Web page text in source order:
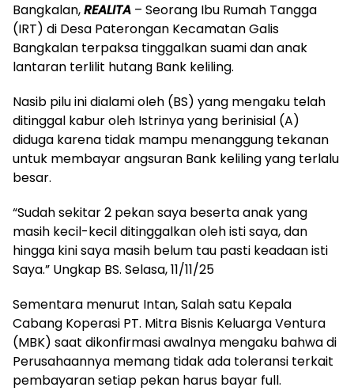
Bangkalan,REALITA – Seorang Ibu Rumah Tangga
(IRT) di Desa Paterongan Kecamatan Galis
Bangkalan terpaksa tinggalkan suami dan anak
lantaran terlilit hutang Bank keliling.
Nasib pilu ini dialami oleh (BS) yang mengaku telah
ditinggal kabur oleh Istrinya yang berinisial (A)
diduga karena tidak mampu menanggung tekanan
untuk membayar angsuran Bank keliling yang terlalu
besar.
“Sudah sekitar 2 pekan saya beserta anak yang
masih kecil-kecil ditinggalkan oleh isti saya, dan
hingga kini saya masih belum tau pasti keadaan isti
Saya.” Ungkap BS. Selasa, 11/11/25
Sementara menurut Intan, Salah satu Kepala
Cabang Koperasi PT. Mitra Bisnis Keluarga Ventura
(MBK) saat dikonfirmasi awalnya mengaku bahwa di
Perusahaannya memang tidak ada toleransi terkait
pembayaran setiap pekan harus bayar full.